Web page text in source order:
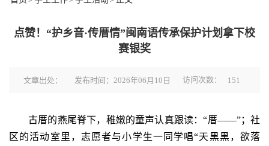
点赞！“护乡音·传厝情”闽南语传承保护计划拿下校
赛银奖
文章出处： 发布时间：2026年06月10日 访问次数： 151
古厝的燕尾脊下，稚嫩的童声认真跟读：“厝——”；社
区的活动室里，志愿者与小学生一同学唱“天黑黑，欲落